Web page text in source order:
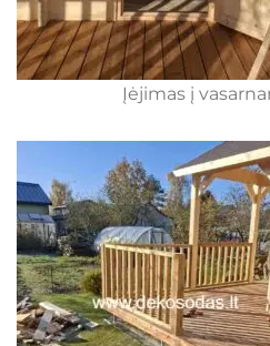
Įėjimas į